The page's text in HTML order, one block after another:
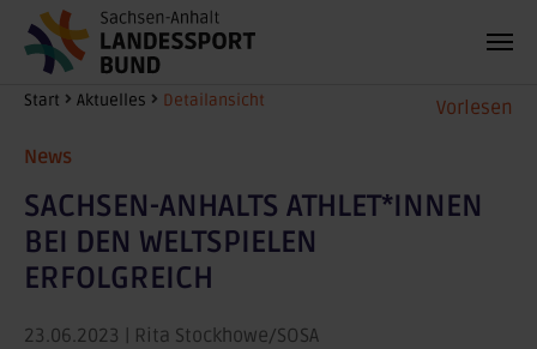
Zum Hauptinhalt springen Vorlesen
Sie sind hier:
Start Aktuelles Detailansicht
News
SACHSEN-ANHALTS ATHLET*INNEN
BEI DEN WELTSPIELEN
ERFOLGREICH
23.06.2023 | Rita Stockhowe/SOSA